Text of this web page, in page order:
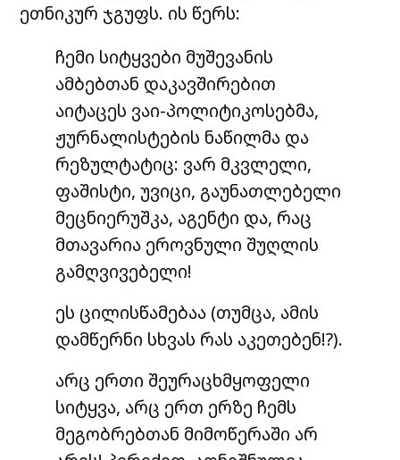
ეთნიკურ ჯგუფს. ის წერს:
ჩემი სიტყვები მუშევანის
ამბებთან დაკავშირებით
აიტაცეს ვაი-პოლიტიკოსებმა,
ჟურნალისტების ნაწილმა და
რეზულტატიც: ვარ მკვლელი,
ფაშისტი, უვიცი, გაუნათლებელი
მეცნიერუშკა, აგენტი და, რაც
მთავარია ეროვნული შუღლის
გამღვივებელი!
ეს ცილისწამებაა (თუმცა, ამის
დამწერნი სხვას რას აკეთებენ!?).
არც ერთი შეურაცხმყოფელი
სიტყვა, არც ერთ ერზე ჩემს
მეგობრებთან მიმოწერაში არ